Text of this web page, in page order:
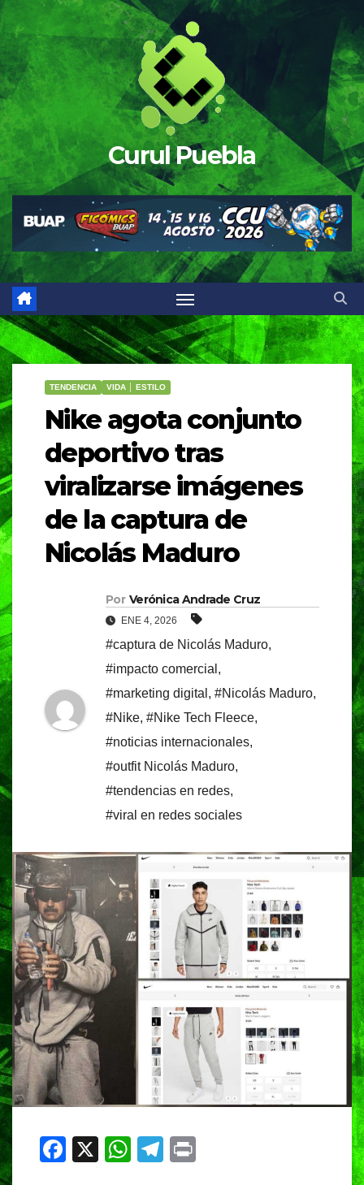
Saltar
al
contenido
Curul Puebla
TENDENCIA VIDA │ ESTILO
Nike agota conjunto
deportivo tras
viralizarse imágenes
de la captura de
Nicolás Maduro
Por Verónica Andrade Cruz
ENE 4, 2026
#captura de Nicolás Maduro,
#impacto comercial ,
#marketing digital , #Nicolás Maduro,
#Nike, #Nike Tech Fleece,
#noticias internacionales,
#outfit Nicolás Maduro,
#tendencias en redes,
#viral en redes sociales
F
X
W
T